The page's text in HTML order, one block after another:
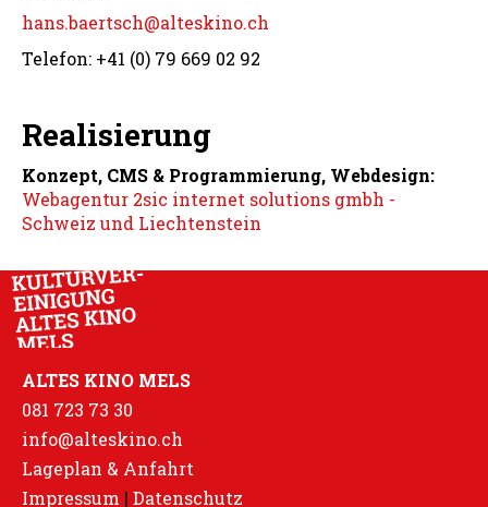
hans.baertsch@alteskino.ch
Telefon: +41 (0) 79 669 02 92
Realisierung
Konzept, CMS & Programmierung, Webdesign:
Webagentur 2sic internet solutions gmbh -
Schweiz und Liechtenstein
ALTES KINO MELS
081 723 73 30
info@alteskino.ch
Lageplan & Anfahrt
Impressum | Datenschutz